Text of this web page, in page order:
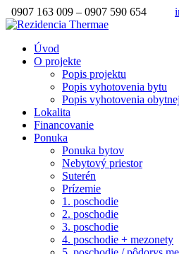
0907 163 009 – 0907 590 654
Úvod
O projekte
Popis projektu
Popis vyhotovenia bytu
Popis vyhotovenia
Lokalita
Financovanie
Ponuka
Ponuka bytov
Nebytový priestor
Suterén
Prízemie
1. poschodie
2. poschodie
3. poschodie
4. poschodie + mezonety